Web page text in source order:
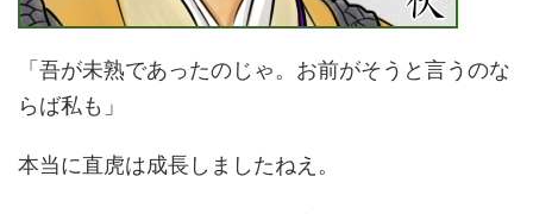
「吾が未熟であったのじゃ。お前がそうと言うのな
らば私も」
本当に直虎は成長しましたねえ。